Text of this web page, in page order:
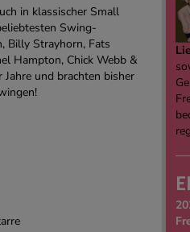
in klassischer Small
Swing-
Billy Strayhorn, Fats
Hampton, Chick Webb &
und brachten bisher